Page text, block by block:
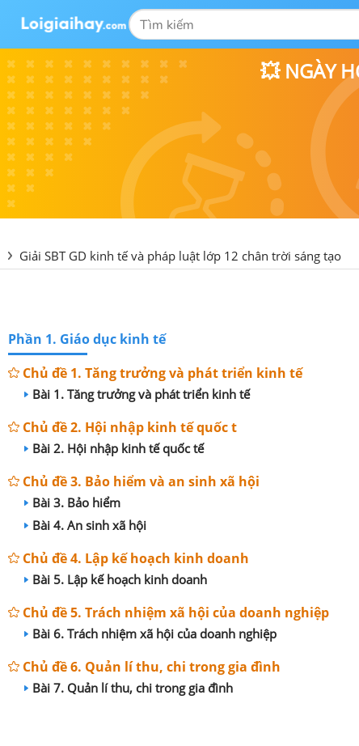
💥 NGÀY
Giải SBT GD kinh tế và pháp luật lớp 12 chân trời sáng tạo
Phần 1. Giáo dục kinh tế
Chủ đề 1. Tăng trưởng và phát triển kinh tế
Bài 1. Tăng trưởng và phát triển kinh tế
Chủ đề 2. Hội nhập kinh tế quốc t
Bài 2. Hội nhập kinh tế quốc tế
Chủ đề 3. Bảo hiểm và an sinh xã hội
Bài 3. Bảo hiểm
Bài 4. An sinh xã hội
Chủ đề 4. Lập kế hoạch kinh doanh
Bài 5. Lập kế hoạch kinh doanh
Chủ đề 5. Trách nhiệm xã hội của doanh nghiệp
Bài 6. Trách nhiệm xã hội của doanh nghiệp
Chủ đề 6. Quản lí thu, chi trong gia đình
Bài 7. Quản lí thu, chi trong gia đình